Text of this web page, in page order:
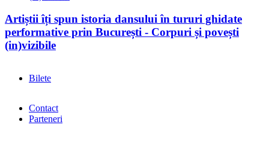
Artiștii îți spun istoria dansului în tururi ghidate
performative prin București - Corpuri și povești
(in)vizibile
Bilete
Contact
Parteneri